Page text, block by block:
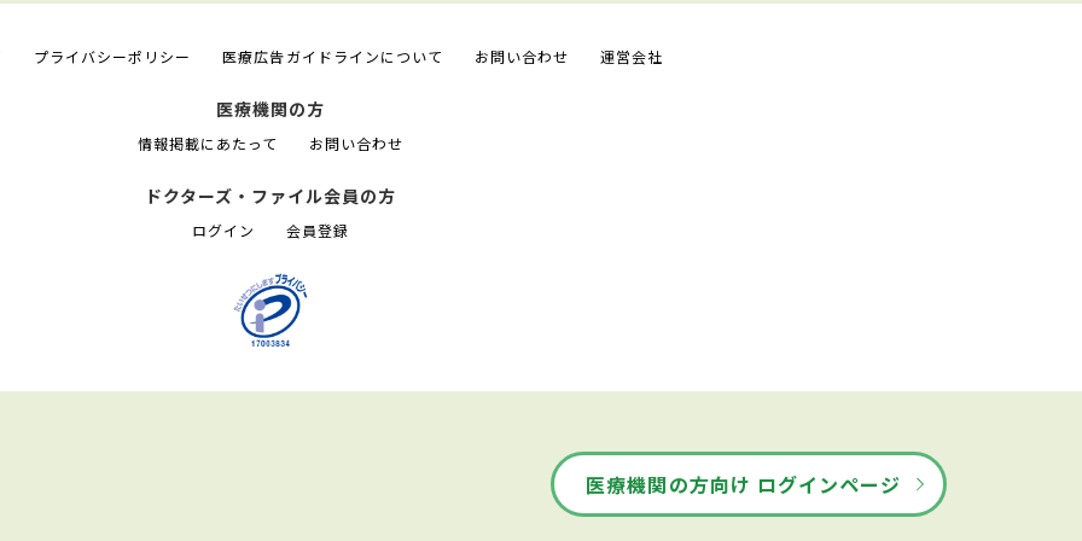
プライバシーポリシー 医療広告ガイドラインについて お問い合わせ 運営会社
医療機関の方
情報掲載にあたって お問い合わせ
ドクターズ・ファイル会員の方
ログイン 会員登録
医療機関の方向け ログインページ